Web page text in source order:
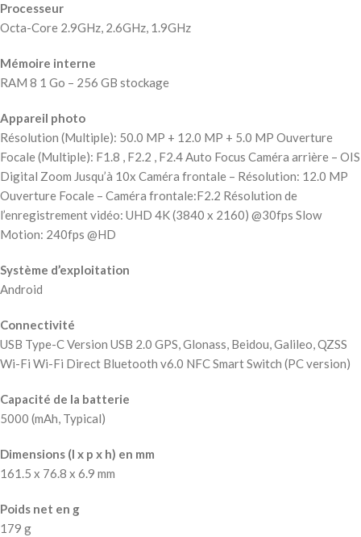
Processeur
Octa-Core 2.9GHz, 2.6GHz, 1.9GHz
Mémoire interne
RAM 8 1 Go – 256 GB stockage
Appareil photo
Résolution (Multiple): 50.0 MP + 12.0 MP + 5.0 MP Ouverture
Focale (Multiple): F1.8 , F2.2 , F2.4 Auto Focus Caméra arrière – OIS
Digital Zoom Jusqu’à 10x Caméra frontale – Résolution: 12.0 MP
Ouverture Focale – Caméra frontale:F2.2 Résolution de
l’enregistrement vidéo: UHD 4K (3840 x 2160) @30fps Slow
Motion: 240fps @HD
Système d’exploitation
Android
Connectivité
USB Type-C Version USB 2.0 GPS, Glonass, Beidou, Galileo, QZSS
Wi-Fi Wi-Fi Direct Bluetooth v6.0 NFC Smart Switch (PC version)
Capacité de la batterie
5000 (mAh, Typical)
Dimensions (l x p x h) en mm
161.5 x 76.8 x 6.9 mm
Poids net en g
179 g